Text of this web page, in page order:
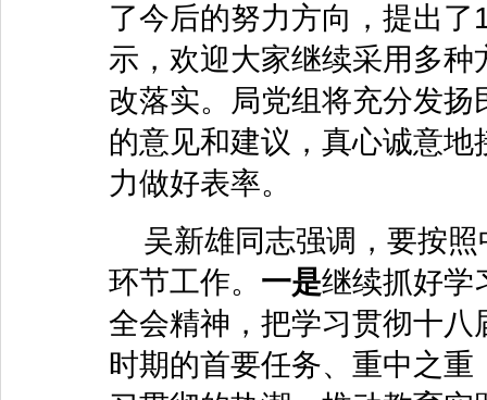
了今后的努力方向，提出
示，欢迎大家继续采用多
改落实。局党组将充分发
的意见和建议，真心诚意
力做好表率。
吴新雄同志强调，要按照
环节工作。 一是继续抓好学
全会精神，把学习贯彻十
时期的首要任务、重中之